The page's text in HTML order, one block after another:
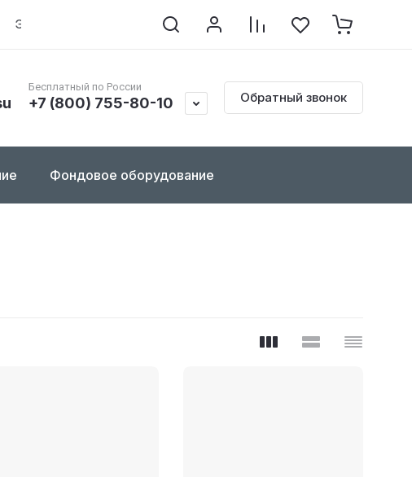
Энциклопедия по реставрации Контакты Документы
Бесплатный по России
+7 (800) 755-80-10 Обратный звонок
Фондовое оборудование